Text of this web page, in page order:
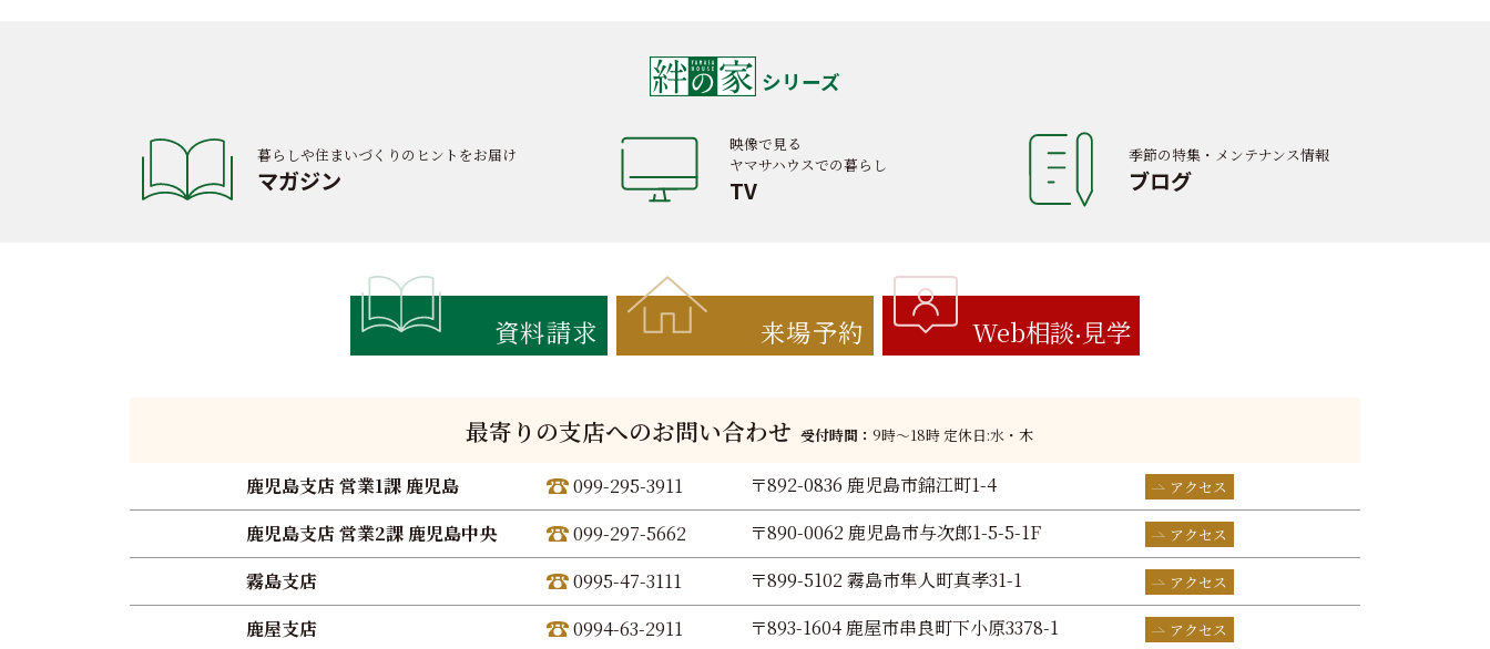
シリーズ
暮らしや住まいづくりのヒントをお届け
マガジン
映像で見る
ヤマサハウスでの暮らし
TV
季節の特集・メンテナンス情報
ブログ
資料請求 来場予約 Web相談 見学
最寄りの支店へのお問い合わせ 受付時間： 9時〜18時 定休日:水・木
鹿児島支店 営業1課 鹿児島 099-295-3911 〒892-0836 鹿児島市錦江町1-4 アクセス
鹿児島支店 営業2課 鹿児島中央 099-297-5662 〒890-0062 鹿児島市与次郎1-5-5-1F アクセス
霧島支店 0995-47-3111 〒899-5102 霧島市隼人町真孝31-1 アクセス
鹿屋支店 0994-63-2911 〒893-1604 鹿屋市串良町下小原3378-1 アクセス